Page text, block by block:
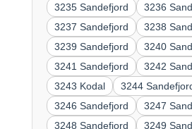
3235 Sandefjord
3236
3237 Sandefjord
3238
3239 Sandefjord
3240
3241 Sandefjord
3242
3243 Kodal
3244
3246 Sandefjord
3247
3248 Sandefjord
3249